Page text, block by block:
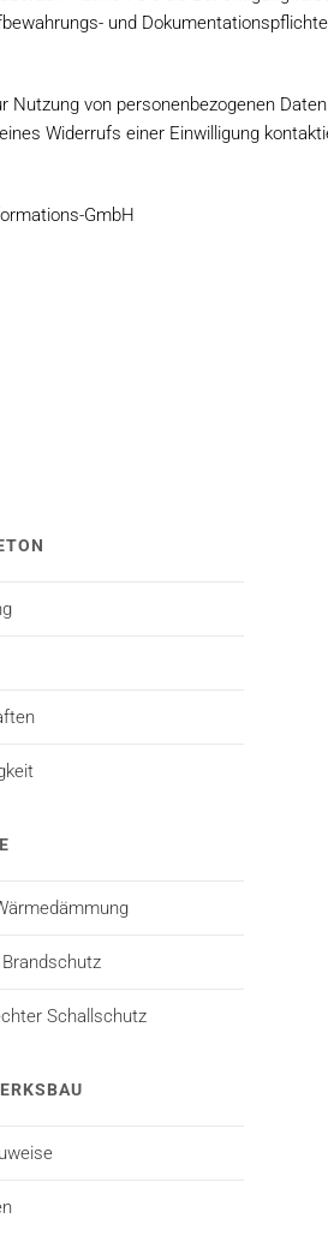
und
von personenbezogenen
Widerrufs einer Einwilligung
GmbH
Schallschutz